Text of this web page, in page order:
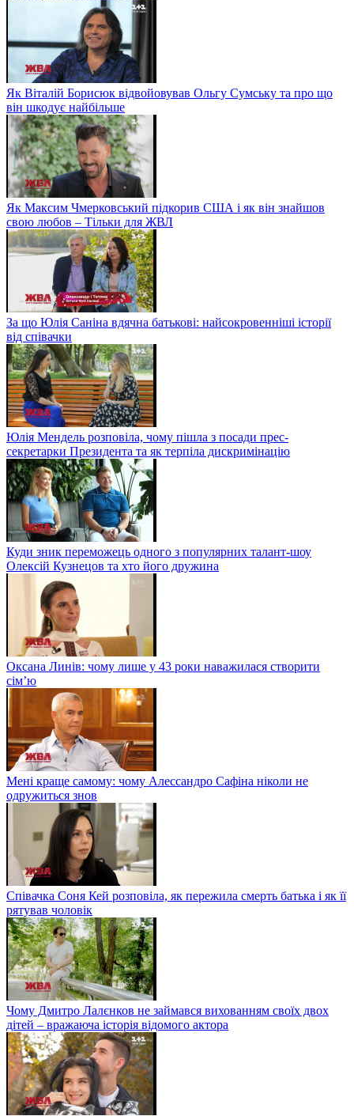
Як Віталій Борисюк відвойовував Ольгу Сумську та про що
він шкодує найбільше
Як Максим Чмерковський підкорив США і як він знайшов
свою любов – Тільки для ЖВЛ
За що Юлія Саніна вдячна батькові: найсокровенніші історії
від співачки
Юлія Мендель розповіла, чому пішла з посади прес-
секретарки Президента та як терпіла дискримінацію
Куди зник переможець одного з популярних талант-шоу
Олексій Кузнецов та хто його дружина
Оксана Линів: чому лише у 43 роки наважилася створити
сім’ю
Мені краще самому: чому Алессандро Сафіна ніколи не
одружиться знов
Співачка Соня Кей розповіла, як пережила смерть батька і як її
рятував чоловік
Чому Дмитро Лалєнков не займався вихованням своїх двох
дітей – вражаюча історія відомого актора